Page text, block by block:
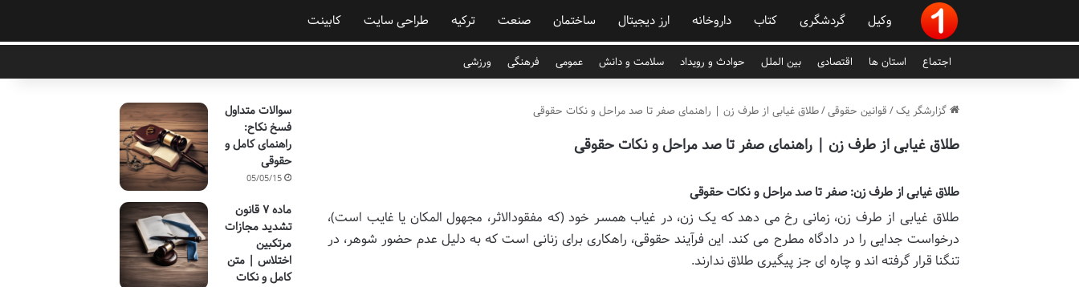
وکیل گردشگری کتاب داروخانه ارز دیجیتال ساختمان صنعت ترکیه طراحی سایت کابینت
اجتماع استان ها اقتصادی بین الملل حوادث و رویداد سلامت و دانش عمومی فرهنگی ورزشی
گزارشگر یک/ قوانین حقوقی/طلاق غیابی از طرف زن | راهنمای صفر تا صد مراحل و نکات حقوقی
طلاق غیابی از طرف زن | راهنمای صفر تا صد مراحل و نکات حقوقی
طلاق غیابی از طرف زن: صفر تا صد مراحل و نکات حقوقی
طلاق غیابی از طرف زن، زمانی رخ می دهد که یک زن، در غیاب همسر خود (که مفقودالاثر، مجهول المکان یا غایب است)،
درخواست جدایی را در دادگاه مطرح می کند. این فرآیند حقوقی، راهکاری برای زنانی است که به دلیل عدم حضور شوهر، در
تنگنا قرار گرفته اند و چاره ای جز پیگیری طلاق ندارند.
سوالات متداول
فسخ نکاح:
راهنمای کامل و
حقوقی
05/05/15
ماده ۷ قانون
تشدید مجازات
مرتکبین
اختلاس | متن
کامل و نکات